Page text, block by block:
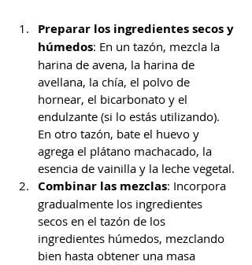
Preparar los ingredientes secos y
húmedos: En un tazón, mezcla la
harina de avena, la harina de
avellana, la chía, el polvo de
hornear, el bicarbonato y el
endulzante (si lo estás utilizando).
En otro tazón, bate el huevo y
agrega el plátano machacado, la
esencia de vainilla y la leche vegetal.
Combinar las mezclas: Incorpora
gradualmente los ingredientes
secos en el tazón de los
ingredientes húmedos, mezclando
bien hasta obtener una masa